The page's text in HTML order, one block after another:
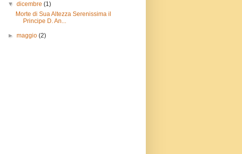
▼dicembre(1)
Morte di Sua Altezza Serenissima il
Principe D. An...
►maggio(2)